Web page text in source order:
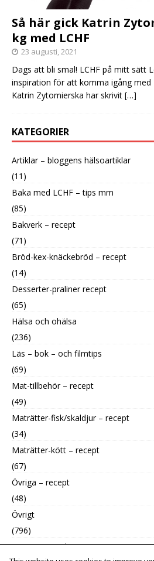
Så här gick Katrin
kg med LCHF
23 augusti, 2021
Dags att bli smal! LCHF på mitt sätt
inspiration för att komma igång med
Katrin Zytomierska har skrivit […]
KATEGORIER
Artiklar – bloggens hälsoartiklar
(11)
Baka med LCHF – tips mm
(85)
Bakverk – recept
(71)
Bröd-kex-knäckebröd – recept
(14)
Desserter-praliner recept
(65)
Hälsa och ohälsa
(236)
Läs – bok – och filmtips
(69)
Mat-tillbehör – recept
(49)
Maträtter-fisk/skaldjur – recept
(34)
Maträtter-kött – recept
(67)
Övriga – recept
(48)
Övrigt
(796)
Uncategorized